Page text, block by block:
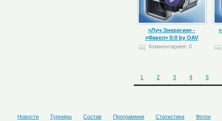
«Луч-Энерегия» -
«Факел» 0:0 by OAV
Комментариев: 0
1 2 3 4 5
Новости Турниры Состав Программки Статистика Фотки